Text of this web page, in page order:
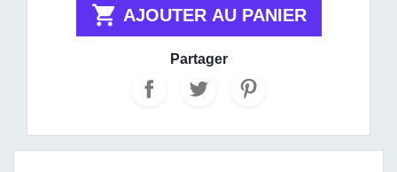
 AJOUTER AU PANIER
Partager